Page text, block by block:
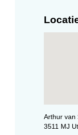
Arthur van
3511 MJ